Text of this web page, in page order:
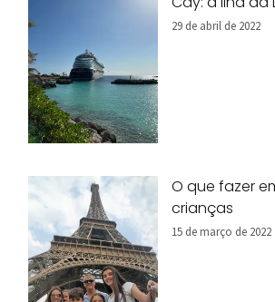
29 de abril de 2022
O que fazer
crianças
15 de março de 2022